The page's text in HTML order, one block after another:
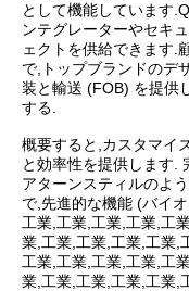
として機能しています
ンテグレーターやセキ
ェクトを供給できます.
で,トップブランドのデ
装と輸送 (FOB) を提供
する.
概要すると,カスタマイ
と効率性を提供します.
アターンスティルのよ
で,先進的な機能 (バイ
工業,工業,工業,工業,工
業,工業,工業,工業,工業,
工業,工業,工業,工業,工
業,工業,工業,工業,工業,